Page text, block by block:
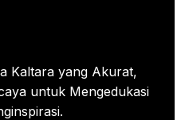
Kaltara yang Akurat,
untuk Mengedukasi